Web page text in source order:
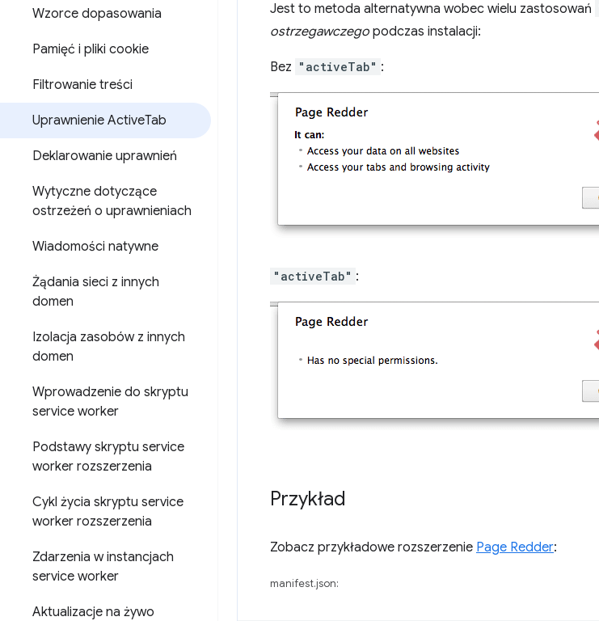
Wzorce dopasowania
Pamięć i pliki cookie
Filtrowanie treści
Uprawnienie ActiveTab
Deklarowanie uprawnień
Wytyczne dotyczące
ostrzeżeń o uprawnieniach
Wiadomości natywne
Żądania sieci z innych
domen
Izolacja zasobów z innych
domen
Wprowadzenie do skryptu
service worker
Podstawy skryptu service
worker rozszerzenia
Cykl życia skryptu service
worker rozszerzenia
Zdarzenia w instancjach
service worker
Aktualizacje na żywo
Jest to metoda alternatywna wobec wielu zastosowań
ostrzegawczego podczas instalacji:
Bez "activeTab" :
"activeTab" :
Przykład
Zobacz przykładowe rozszerzenie Page Redder:
manifest.json: